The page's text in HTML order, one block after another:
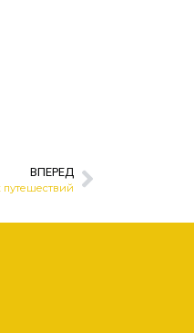
ВПЕРЕД
путешествий